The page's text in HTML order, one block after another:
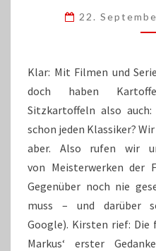
22.
Klar: Mit Filmen und
doch haben
Sitzkartoffeln also auch:
schon jeden Klassiker?
aber. Also rufen wir
von Meisterwerken der
Gegenüber noch nie
muss – und darüber
Google). Kirsten rief: Die
Markus‘ erster